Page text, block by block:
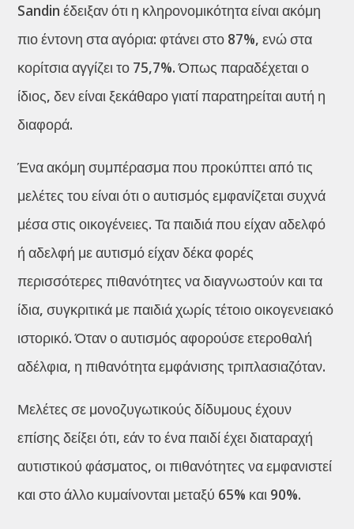
Sandin έδειξαν ότι η κληρονομικότητα είναι ακόμη
πιο έντονη στα αγόρια: φτάνει στο 87%, ενώ στα
κορίτσια αγγίζει το 75,7%. Όπως παραδέχεται ο
ίδιος, δεν είναι ξεκάθαρο γιατί παρατηρείται αυτή η
διαφορά.
Ένα ακόμη συμπέρασμα που προκύπτει από τις
μελέτες του είναι ότι ο αυτισμός εμφανίζεται συχνά
μέσα στις οικογένειες. Τα παιδιά που είχαν αδελφό
ή αδελφή με αυτισμό είχαν δέκα φορές
περισσότερες πιθανότητες να διαγνωστούν και τα
ίδια, συγκριτικά με παιδιά χωρίς τέτοιο οικογενειακό
ιστορικό. Όταν ο αυτισμός αφορούσε ετεροθαλή
αδέλφια, η πιθανότητα εμφάνισης τριπλασιαζόταν.
Μελέτες σε μονοζυγωτικούς δίδυμους έχουν
επίσης δείξει ότι, εάν το ένα παιδί έχει διαταραχή
αυτιστικού φάσματος, οι πιθανότητες να εμφανιστεί
και στο άλλο κυμαίνονται μεταξύ 65% και 90%.